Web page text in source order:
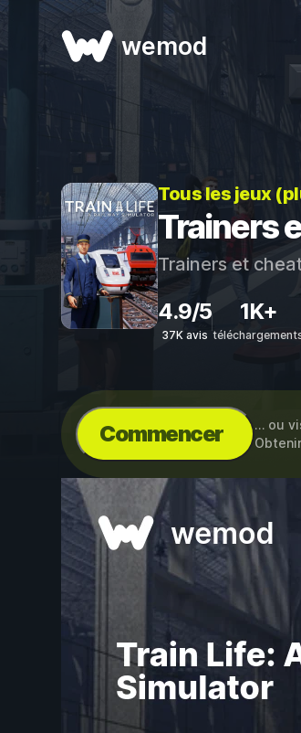
wemod
Tous les jeux
Trainers
Trainers et
4.9/5
37K avis
1K+
Commencer … ou